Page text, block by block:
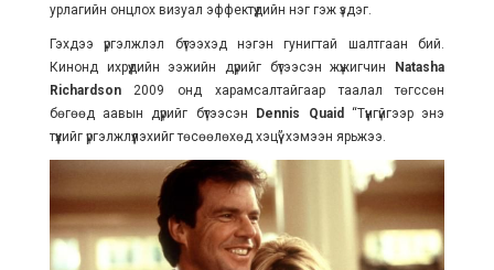
урлагийн онцлох визуал эффектүүдийн нэг гэж үздэг.
Гэхдээ үргэлжлэл бүтээхэд нэгэн гунигтай шалтгаан бий.
Кинонд ихрүүдийн ээжийн дүрийг бүтээсэн жүжигчин Natasha
Richardson2009 онд харамсалтайгаар таалал төгссөн
бөгөөд аавын дүрийг бүтээсэн Dennis Quaid
“Түүнгүйгээр энэ
түүхийг үргэлжлүүлэхийг төсөөлөхөд хэцүү” хэмээн ярьжээ.